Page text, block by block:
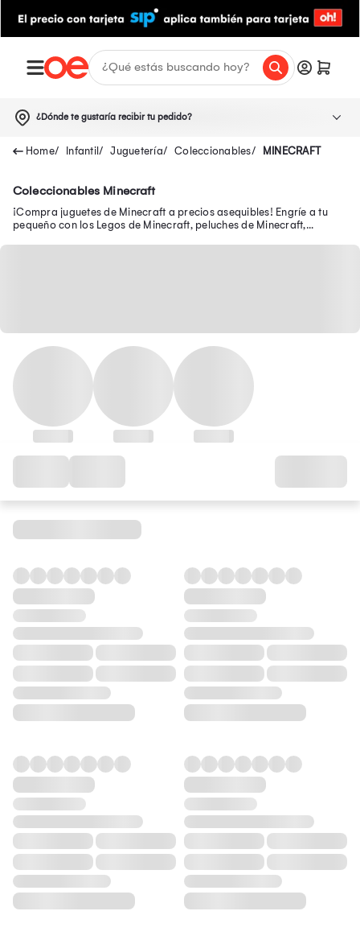
¿Dónde te gustaría recibir tu pedido?
Infantil Juguetería Coleccionables MINECRAFT
Coleccionables Minecraft
¡Compra juguetes de Minecraft a precios asequibles! Engríe a tu
pequeño con los Legos de Minecraft, peluches de Minecraft,